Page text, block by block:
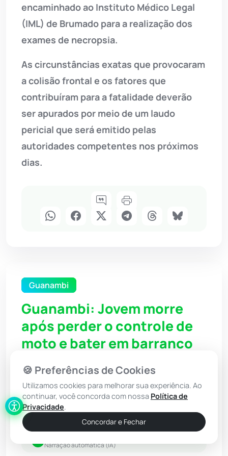
encaminhado ao Instituto Médico Legal
(IML) de Brumado para a realização dos
exames de necropsia.
As circunstâncias exatas que provocaram
a colisão frontal e os fatores que
contribuíram para a fatalidade deverão
ser apurados por meio de um laudo
pericial que será emitido pelas
autoridades competentes nos próximos
dias.
Guanambi
Guanambi: Jovem morre
após perder o controle de
moto e bater em barranco
24 Mai 2026 / 11:35
Por: Redação - Achei Sudoeste
Narração automática (IA)
🍪 Preferências de Cookies
Utilizamos cookies para melhorar sua experiência. Ao
continuar, você concorda com nossa Política de
Privacidade.
Concordar e Fechar